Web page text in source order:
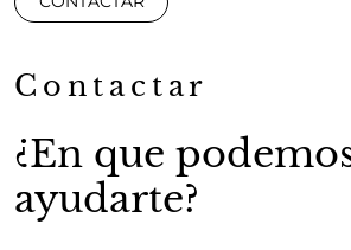
Contactar
¿En que
ayudarte?